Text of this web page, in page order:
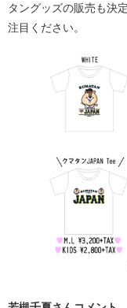
タングッズの販売も決
注目ください。